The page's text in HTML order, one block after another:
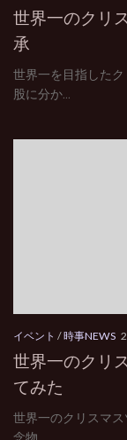
世界一のクリ
承
世界一を目指した
股に分か...
イベント /時事NEWS
世界一のクリ
てみた
世界一のクリスマ